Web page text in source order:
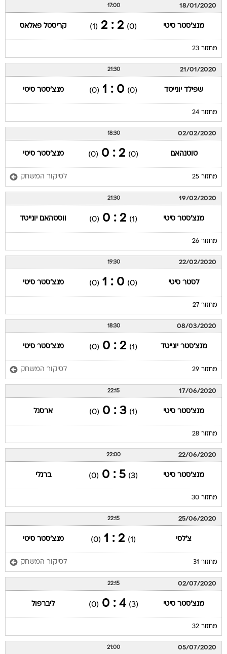
18/01/2020
17:00
מנצ'סטר סיטי (0)
2 : 2
(1) קריסטל פאלאס
מחזור 23
21/01/2020
21:30
שפילד יונייטד (0)
0 : 1
(0) מנצ'סטר סיטי
מחזור 24
02/02/2020
18:30
טוטנהאם (0)
2 : 0
(0) מנצ'סטר סיטי
מחזור 25 לסיקור המשחק
19/02/2020
21:30
מנצ'סטר סיטי (1)
2 : 0
(0) ווסטהאם יונייטד
מחזור 26
22/02/2020
19:30
לסטר סיטי (0)
0 : 1
(0) מנצ'סטר סיטי
מחזור 27
08/03/2020
18:30
מנצ'סטר יונייטד (1)
2 : 0
(0) מנצ'סטר סיטי
מחזור 29 לסיקור המשחק
17/06/2020
22:15
מנצ'סטר סיטי (1)
3 : 0
(0) ארסנל
מחזור 28
22/06/2020
22:00
מנצ'סטר סיטי (3)
5 : 0
(0) ברנלי
מחזור 30
25/06/2020
22:15
צ'לסי (1)
2 : 1
(0) מנצ'סטר סיטי
מחזור 31 לסיקור המשחק
02/07/2020
22:15
מנצ'סטר סיטי (3)
4 : 0
(0) ליברפול
מחזור 32
05/07/2020
21:00